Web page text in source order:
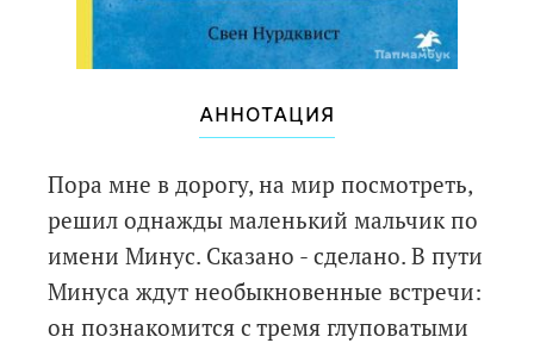
АННОТАЦИЯ
Пора мне в дорогу, на мир посмотреть,
решил однажды маленький мальчик по
имени Минус. Сказано - сделано. В пути
Минуса ждут необыкновенные встречи:
он познакомится с тремя глуповатыми